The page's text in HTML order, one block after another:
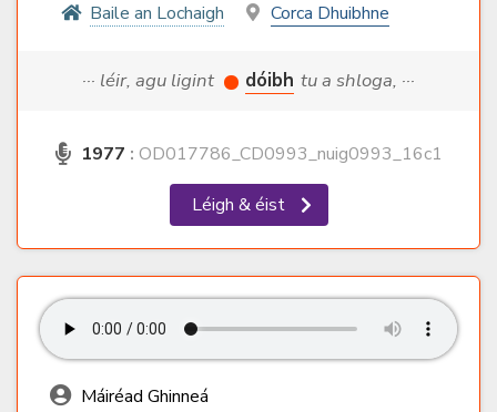
Baile an Lochaigh
Corca Dhuibhne
··· léir, agu ligint dóibh tu a shloga, ···
1977 : OD017786_CD0993_nuig0993_16c1
Léigh & éist
Máiréad Ghinneá